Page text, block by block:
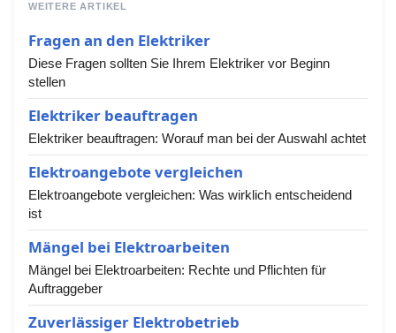
WEITERE ARTIKEL
Fragen an den Elektriker
Diese Fragen sollten Sie Ihrem Elektriker vor Beginn
stellen
Elektriker beauftragen
Elektriker beauftragen: Worauf man bei der Auswahl achtet
Elektroangebote vergleichen
Elektroangebote vergleichen: Was wirklich entscheidend
ist
Mängel bei Elektroarbeiten
Mängel bei Elektroarbeiten: Rechte und Pflichten für
Auftraggeber
Zuverlässiger Elektrobetrieb